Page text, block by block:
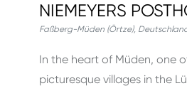
NIEMEYERS
Faßberg-Müden (Örtze),
In the heart of Müden, one
picturesque villages in the